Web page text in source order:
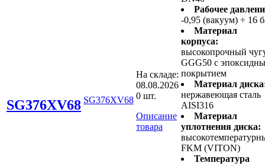
SG376XV68 SG376XV68
На складе:
08.08.2026
0 шт.
Описание
товара
Рабочее
-0,95 (вакуум) ÷ 16
Материал
корпуса:
высокопрочный
GGG50 с
покрытием
Материал
нержавеющая сталь
AISI316
Материал
уплотнения диска:
FKM (VITON)
Температура